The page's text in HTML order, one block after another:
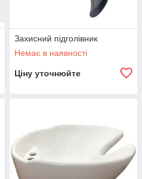
Захисний підголівник
Немає в наявності
Ціну уточнюйте